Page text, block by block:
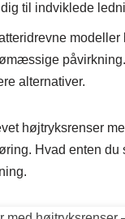
til indviklede
alternativer.
højtryksrenser
Hvad enten